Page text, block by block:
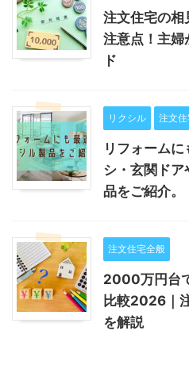
注文住宅の相
注意点！主婦
ド
リクシル 注文
リフォーム
シ・玄関ド
品をご紹介。
注文住宅全般
2000万円台
比較2026｜
を解説